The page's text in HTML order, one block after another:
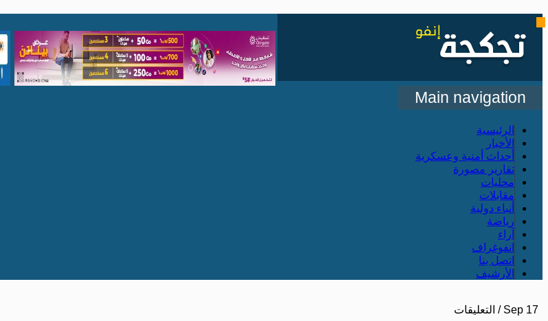
Main navigation
الرئيسية
الأخبار
أحداث أمنية وعسكرية
تقارير مصورة
محليات
مقابلات
أنباء دولية
رياضة
آراء
انفوغراف
اتصل بنا
الأرشيف
Sep 17
/ التعليقات